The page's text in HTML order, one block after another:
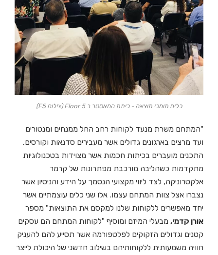
כלים תומכי תוצאה - כיתת המאסטר ב Floor 5 (צילום F5)
"המתחם משרת מנעד לקוחות רחב החל ממנחים ומנטורים
ועד מרצים בארגונים גדולים אשר מעבירים סדנאות וקורסים.
התכנים מועברים בכיתות חכמות אשר מצוידות בטכנולוגיות
מתקדמות כשהליבה מורכבת מפתרונות של קרמר
אלקטרוניקה, לצד ליווי מקצועי הנסמך על הידע והניסיון אשר
נצברו אצל צוות המתחם עצמו. אלו שני כלים עוצמתיים אשר
יחד מאפשרים ללקוחות שלנו למקסם את התוצאות" מספר
אורן קדמי, מבעלי המיזם ומוסיף "לקוחות המתחם הם עסקים
קטנים וגדולים הזקוקים לפלטפורמה אשר תסייע להם להעניק
חוויה משמעותית ללקוחותיהם בשילוב חדשני של היכולת לייצר